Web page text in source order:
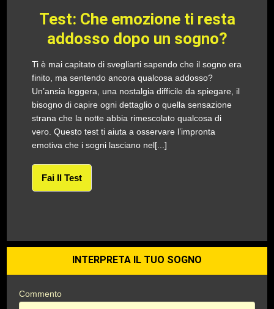
Test: Che emozione ti resta
addosso dopo un sogno?
Ti è mai capitato di svegliarti sapendo che il sogno era
finito, ma sentendo ancora qualcosa addosso?
Un’ansia leggera, una nostalgia difficile da spiegare, il
bisogno di capire ogni dettaglio o quella sensazione
strana che la notte abbia rimescolato qualcosa di
vero. Questo test ti aiuta a osservare l’impronta
emotiva che i sogni lasciano nel[...]
Fai Il Test
INTERPRETA IL TUO SOGNO
Commento